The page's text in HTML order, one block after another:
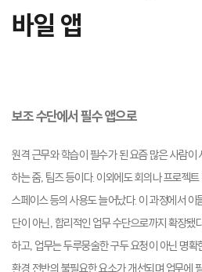
바일 앱
보조 수단에서 필수 앱으로
원격 근무와 학습이 필수가 된 요즘 많은 사람
하는 줌, 팀즈 등이다. 이외에도 회의나 프로젝
스페이스 등의 사용도 늘어났다. 이 과정에서
단이 아닌, 합리적인 업무 수단으로까지 확장됐
하고, 업무는 두루뭉술한 구두 요청이 아닌 명
환경 전반의 불필요한 요소가 개선되며 업무에